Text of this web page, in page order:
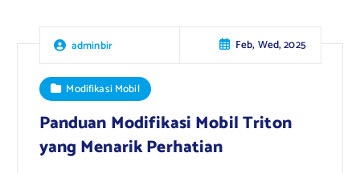
adminbir Feb, Wed, 2025
Modifikasi Mobil
Panduan Modifikasi Mobil Triton
yang Menarik Perhatian